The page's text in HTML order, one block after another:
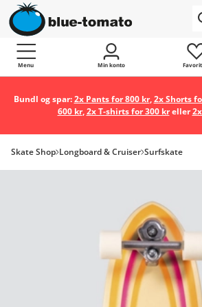
Menu Min konto
Bundl og spar:2x Pants for 800 kr,2x Shorts
600 kr,2x T-shirts for 300 kreller
Skate Shop Longboard & Cruiser Surfskate